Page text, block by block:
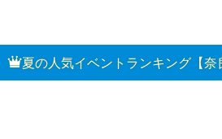
夏の人気イベントランキング【奈